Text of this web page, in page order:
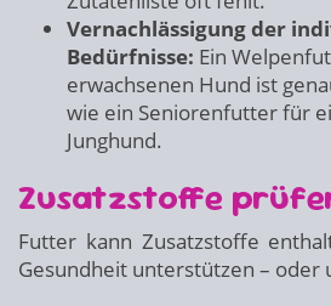
Vernachlässigung der
Bedürfnisse: Ein
erwachsenen Hund ist
wie ein Seniorenfutter für
Junghund.
Zusatzstoffe
Futter kann Zusatzstoffe
Gesundheit unterstützen – oder